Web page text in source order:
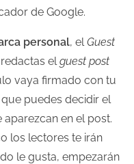
de Google.
personal, el Guest
el guest post
vaya firmado con tu
puedes decidir el
en el post.
los lectores te irán
le gusta, empezarán